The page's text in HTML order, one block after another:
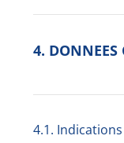
4. DONNEES
4.1.